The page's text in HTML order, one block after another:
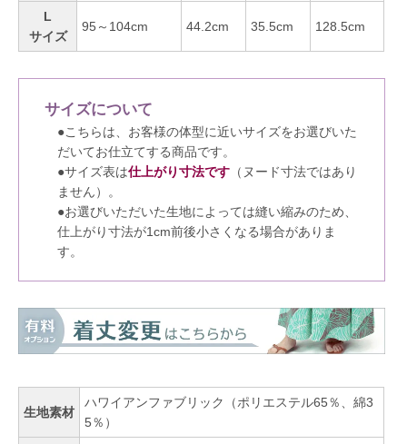
L
サイズ
95～104cm 44.2cm 35.5cm 128.5cm
サイズについて
●こちらは、お客様の体型に近いサイズをお選びいた
だいてお仕立てする商品です。
●サイズ表は仕上がり寸法です （ヌード寸法ではあり
ません）。
●お選びいただいた生地によっては縫い縮みのため、
仕上がり寸法が1cm前後小さくなる場合がありま
す。
生地素材
ハワイアンファブリック（ポリエステル65％、綿3
5％）